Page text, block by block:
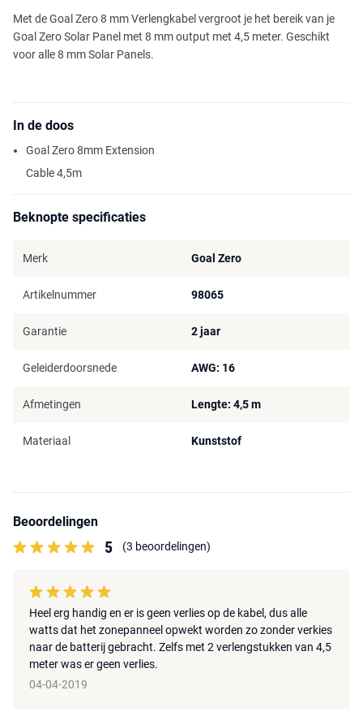
Met de Goal Zero 8 mm Verlengkabel vergroot je het bereik van je
Goal Zero Solar Panel met 8 mm output met 4,5 meter. Geschikt
voor alle 8 mm Solar Panels.
In de doos
Goal Zero 8mm Extension
Cable 4,5m
Beknopte specificaties
Merk Goal Zero
Artikelnummer 98065
Garantie 2 jaar
Geleiderdoorsnede AWG: 16
Afmetingen Lengte: 4,5 m
Materiaal Kunststof
Beoordelingen
5 (3 beoordelingen)
Heel erg handig en er is geen verlies op de kabel, dus alle
watts dat het zonepanneel opwekt worden zo zonder verkies
naar de batterij gebracht. Zelfs met 2 verlengstukken van 4,5
meter was er geen verlies.
04-04-2019